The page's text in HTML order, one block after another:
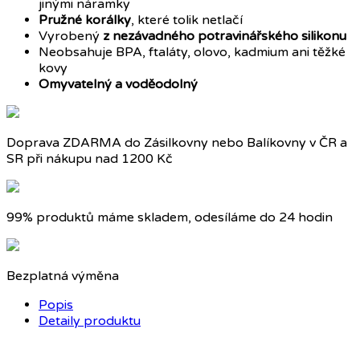
jinými náramky
Pružné korálky, které tolik netlačí
Vyrobený z nezávadného potravinářského silikonu
Neobsahuje BPA, ftaláty, olovo, kadmium ani těžké
kovy
Omyvatelný a voděodolný
Doprava ZDARMA do Zásilkovny nebo Balíkovny v ČR a
SR při nákupu nad 1200 Kč
99% produktů máme skladem, odesíláme do 24 hodin
Bezplatná výměna
Popis
Detaily produktu